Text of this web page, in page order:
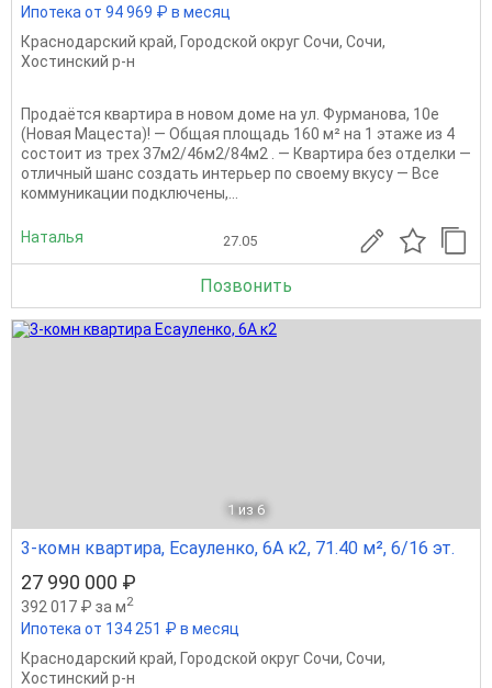
Ипотека от 94 969 ₽ в месяц
Краснодарский край, Городской округ Сочи, Сочи,
Хостинский р-н
Продаётся квартира в новом доме на ул. Фурманова, 10е
(Новая Мацеста)! — Общая площадь 160 м² на 1 этаже из 4
состоит из трех 37м2/46м2/84м2 . — Квартира без отделки —
отличный шанс создать интерьер по своему вкусу — Все
коммуникации подключены,...
Наталья 27.05
Позвонить
1 из 6
3-комн квартира, Есауленко, 6А к2, 71.40 м², 6/16 эт.
27 990 000 ₽
392 017 ₽ за м2
Ипотека от 134 251 ₽ в месяц
Краснодарский край, Городской округ Сочи, Сочи,
Хостинский р-н